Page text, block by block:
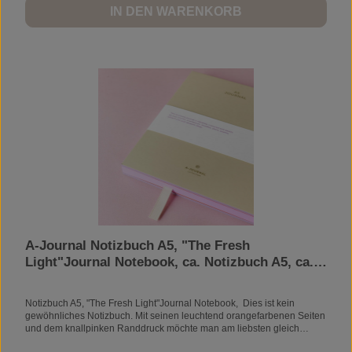
Informationen Gewicht 0,51 kg Abmessungen 19 × 13 × 3 cm
IN DEN WARENKORB
A-Journal Notizbuch A5, "The Fresh
Light"Journal Notebook, ca. Notizbuch A5, ca.
Notizbuch A5, "The Fresh Light"Journal Notebook, Dies ist kein
gewöhnliches Notizbuch. Mit seinen leuchtend orangefarbenen Seiten
und dem knallpinken Randdruck möchte man am liebsten gleich